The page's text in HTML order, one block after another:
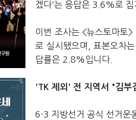
겠다'는 응답은 3.6%로 집
이번 조사는 <뉴스토마토
로 실시됐으며, 표본오차
답률은 2.8%입니다.
'TK 제외' 전 지역서 "김부
6·3 지방선거 공식 선거운